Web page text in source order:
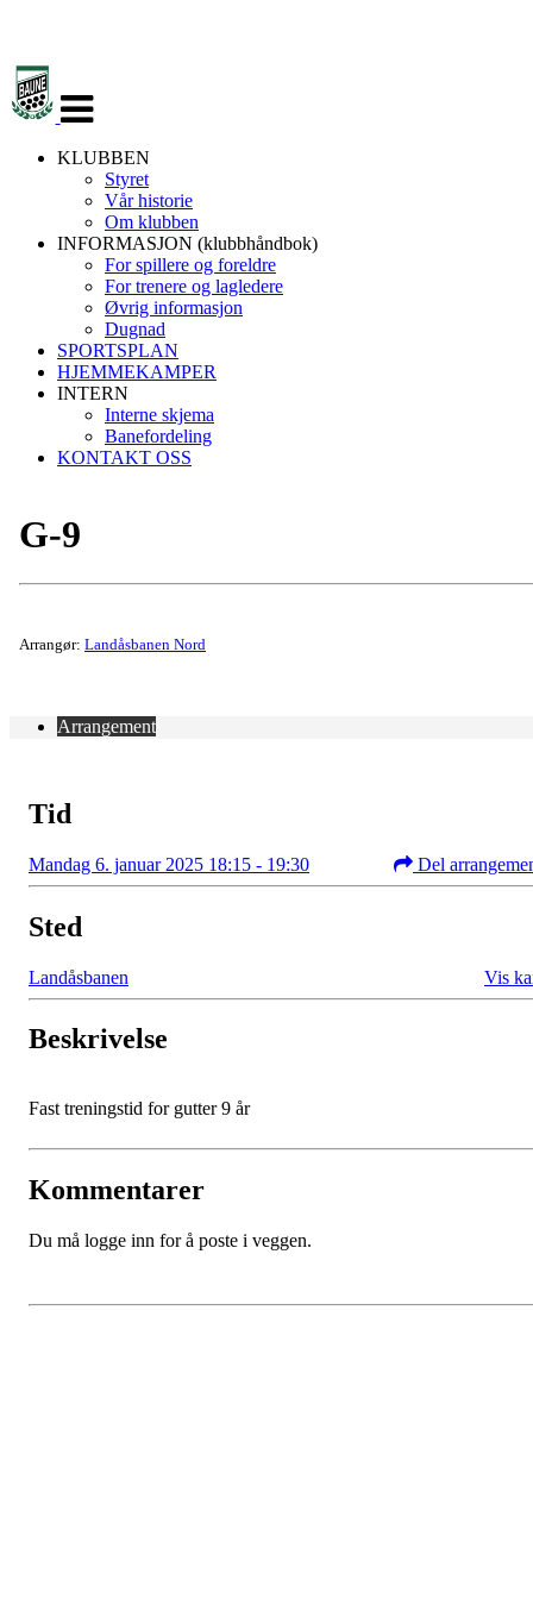
navigasjon
KLUBBEN
Styret
Vår historie
Om klubben
INFORMASJON (klubbhåndbok)
For spillere og foreldre
For trenere og lagledere
Øvrig informasjon
Dugnad
SPORTSPLAN
HJEMMEKAMPER
INTERN
Interne skjema
Banefordeling
KONTAKT OSS
G-9
Arrangør: Landåsbanen Nord
Arrangement
Tid
Mandag 6. januar 2025 18:15 - 19:30 Del
Sted
Landåsbanen Vis
Beskrivelse
Fast treningstid for gutter 9 år
Kommentarer
Du må logge inn for å poste i veggen.